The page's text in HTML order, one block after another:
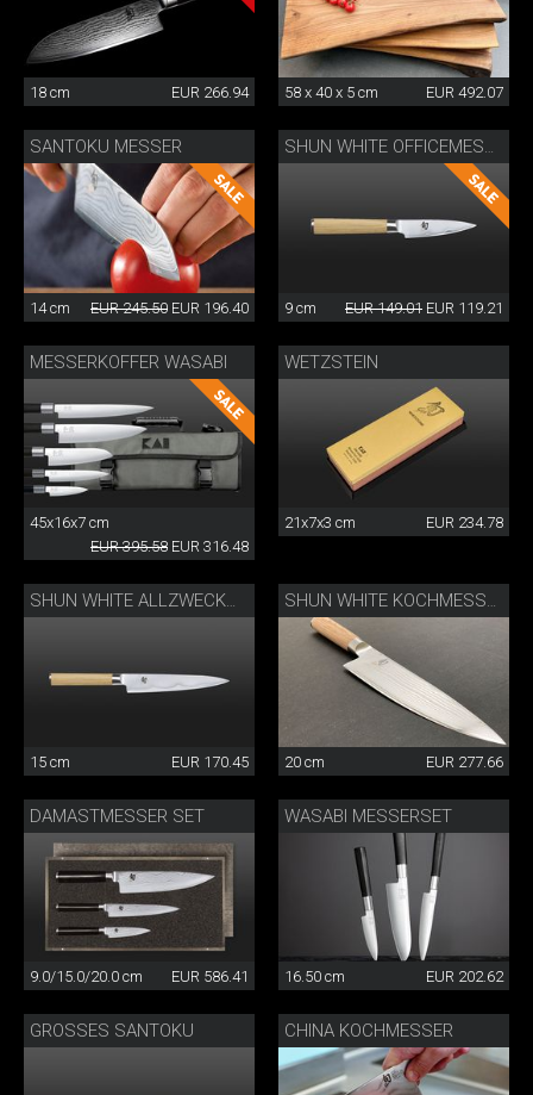
18 cm EUR 266.94 58 x 40 x 5 cm EUR 492.07
SANTOKU MESSER
14 cm EUR 245.50 EUR 196.40 9 cm EUR 149.01 EUR 119.21
MESSERKOFFER WASABI
45x16x7 cm
EUR 395.58 EUR 316.48
WETZSTEIN
21x7x3 cm EUR 234.78
SHUN WHITE ALLZWECKMESSER
15 cm EUR 170.45
SHUN WHITE KOCHMESSER
20 cm EUR 277.66
DAMASTMESSER SET
9.0/15.0/20.0 cm EUR 586.41
WASABI MESSERSET
16.50 cm EUR 202.62
GROSSES SANTOKU CHINA KOCHMESSER